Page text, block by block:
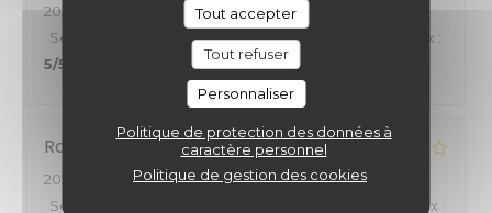
Tout accepter
Tout refuser
Personnaliser
Politique de protection des données à
caractère personnel
Politique de gestion des cookies
2026-06-21
- 12:00 - Couverts 2
Service
Ambiance:5/5 Cuisine Qualité / Prix :
5/5
Roger
2026-06-14
- 19:00 - Couverts 10
Service
Qualité / Prix :